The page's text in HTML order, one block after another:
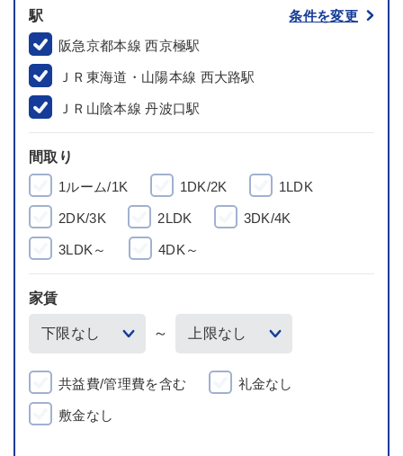
駅
条件を変更
阪急京都本線 西京極駅
ＪＲ東海道・山陽本線 西大路駅
ＪＲ山陰本線 丹波口駅
間取り
1ルーム/1K
1DK/2K 1LDK
2DK/3K 2LDK 3DK/4K
3LDK～ 4DK～
家賃
～
共益費/管理費を含む 礼金なし
敷金なし